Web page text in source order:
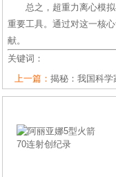
总之，超重力离心模
重要工具。通过对这一核
献。
关键词：
上一篇： 揭秘：我国科学